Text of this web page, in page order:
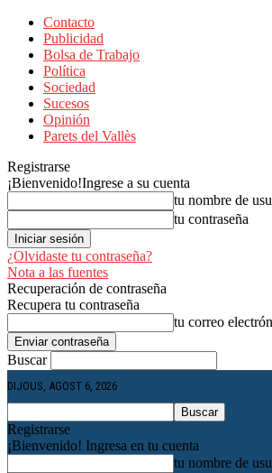
Contacto
Publicidad
Bolsa de Trabajo
Política
Sociedad
Sucesos
Opinión
Parets del Vallès
Registrarse
¡Bienvenido!Ingrese a su cuenta
tu nombre de
tu contraseña
¿Olvidaste tu contraseña?
Nota a las fuentes
Recuperación de contraseña
Recupera tu contraseña
tu correo
Buscar
DIJOUS, AGOST 6, 2026
Registrarse
¡Bienvenido! Ingresa en tu cuenta
tu nombre de